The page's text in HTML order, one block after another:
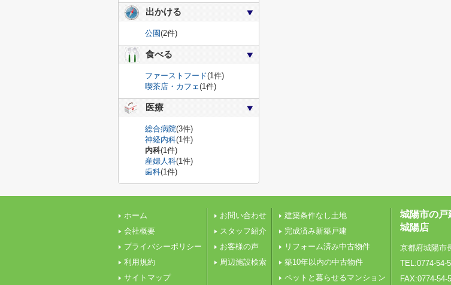
出かける
公園(2件)
食べる
ファーストフード(1件)
喫茶店・カフェ(1件)
医療
総合病院(3件)
神経内科(1件)
内科(1件)
産婦人科(1件)
歯科(1件)
ホーム
会社概要
プライバシーポリシー
利用規約
サイトマップ
お問い合わせ
スタッフ紹介
お客様の声
周辺施設検索
建築条件なし土地
完成済み新築戸建
リフォーム済み中古物件
築10年以内の中古物件
ペットと暮らせるマンション
城陽市の戸
城陽店
京都府城陽市
TEL:0774-54-
FAX:0774-54-